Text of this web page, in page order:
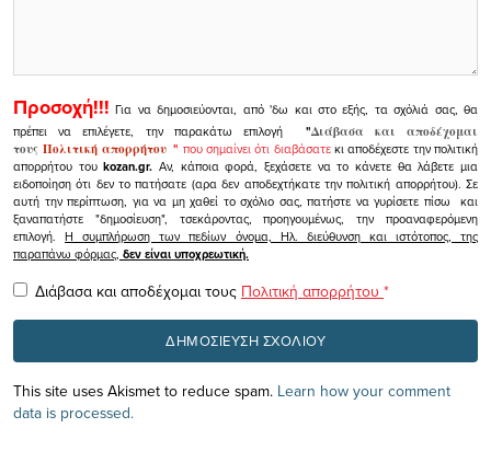
Προσοχή!!! Για να δημοσιεύονται, από 'δω και στο εξής, τα σχόλιά σας, θα
πρέπει να επιλέγετε, την παρακάτω επιλογή
"Διάβασα και αποδέχομαι
τουςΠολιτική απορρήτου" που σημαίνει ότι διαβάσατεκι αποδέχεστε την πολιτική
απορρήτου τουkozan.gr. Αν, κάποια φορά, ξεχάσετε να το κάνετε θα λάβετε μια
ειδοποίηση ότι δεν το πατήσατε (αρα δεν αποδεχτήκατε την πολιτική απορρήτου). Σε
αυτή την περίπτωση, για να μη χαθεί το σχόλιο σας, πατήστε να γυρίσετε πίσω και
ξαναπατήστε "δημοσίευση", τσεκάροντας, προηγουμένως, την προαναφερόμενη
επιλογή.Η συμπλήρωση των πεδίων όνομα, Ηλ. διεύθυνση και ιστότοπος, της
παραπάνω φόρμας, δεν είναι υποχρεωτική.
Διάβασα και αποδέχομαι τους Πολιτική απορρήτου *
This site uses Akismet to reduce spam. Learn how your comment
data is processed.